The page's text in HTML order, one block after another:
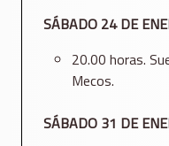
SÁBADO 24 DE
20.00 horas.
Mecos.
SÁBADO 31 DE